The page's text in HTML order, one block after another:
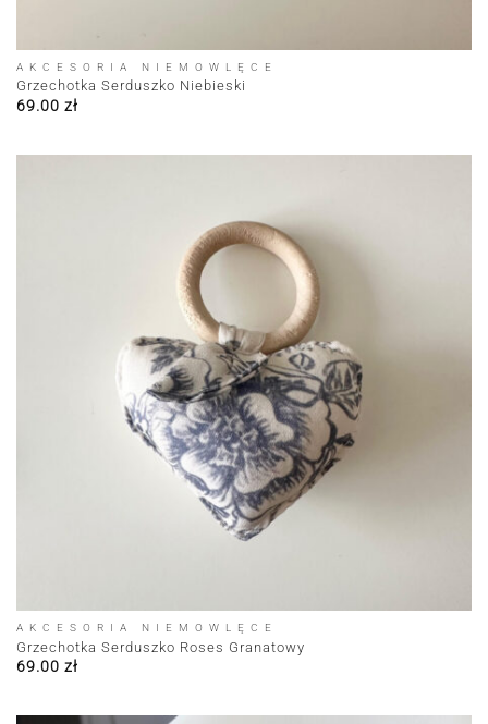
AKCESORIA NIEMOWLĘCE
Grzechotka Serduszko Niebieski
69.00 zł
AKCESORIA NIEMOWLĘCE
Grzechotka Serduszko Roses Granatowy
69.00 zł